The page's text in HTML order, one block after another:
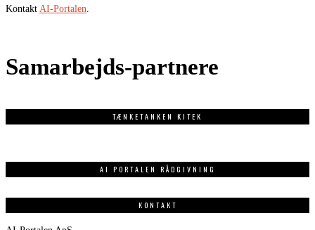
Kontakt AI-Portalen
Samarbejds-partnere
TÆNKETANKEN KITEK
AI PORTALEN RÅDGIVNING
KONTAKT